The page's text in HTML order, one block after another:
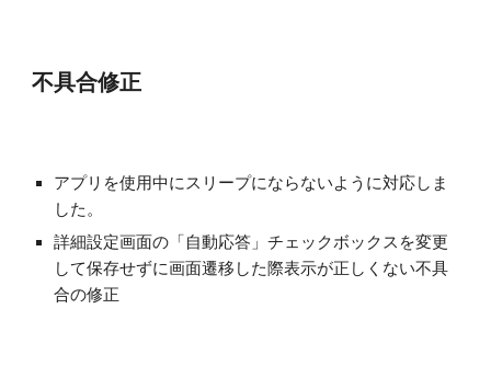
不具合修正
アプリを使用中にスリープにならないように対応しま
した。
詳細設定画面の「自動応答」チェックボックスを変更
して保存せずに画面遷移した際表示が正しくない不具
合の修正